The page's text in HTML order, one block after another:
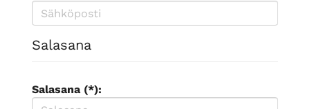
Salasana
Salasana (*):